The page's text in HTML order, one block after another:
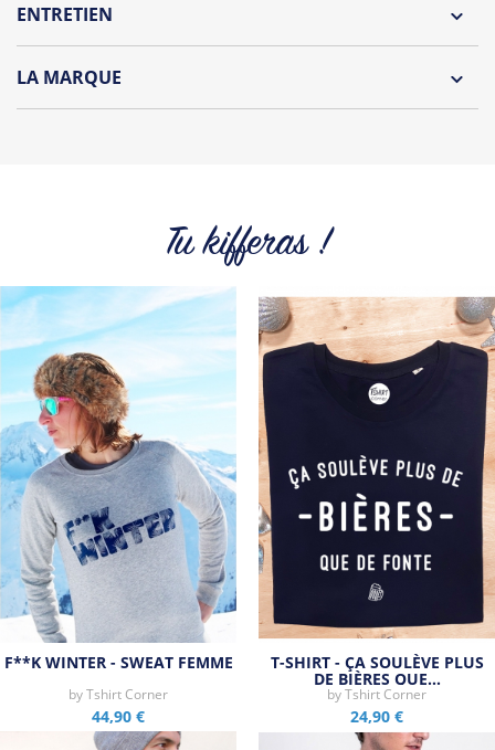
ENTRETIEN
LA MARQUE
Tu kifferas !
F**K WINTER - SWEAT FEMME
byTshirt Corner
44,90 €
T-SHIRT - ÇA SOULÈVE PLUS
DE BIÈRES QUE…
byTshirt Corner
24,90 €